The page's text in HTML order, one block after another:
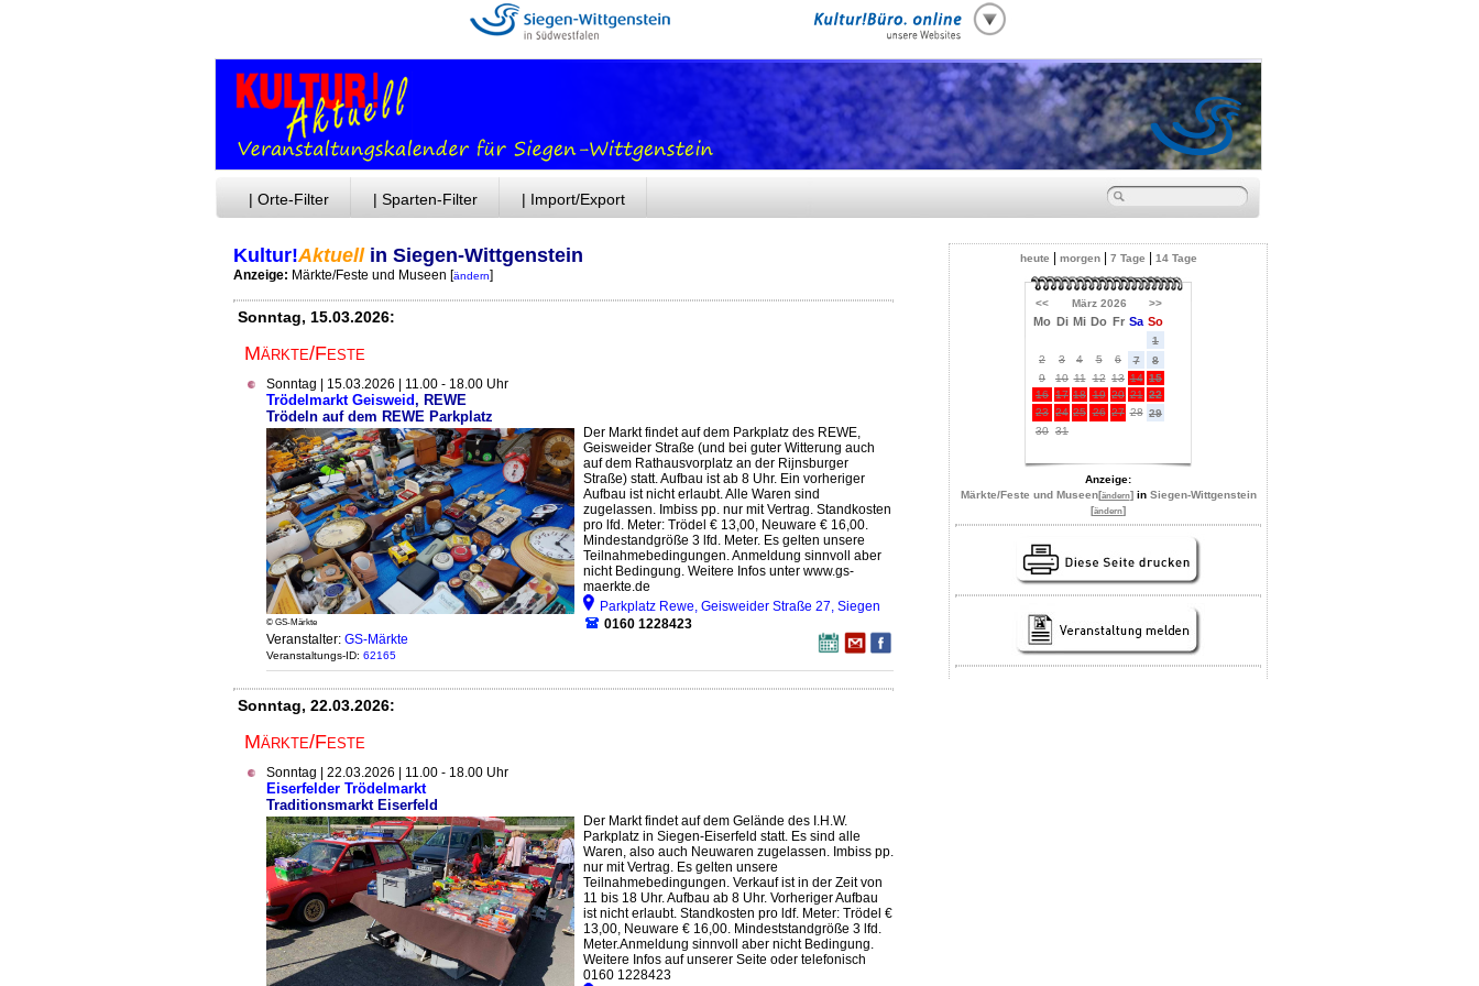
| Orte-Filter | Sparten-Filter | Import/Export
Kultur!Aktuellin Siegen-Wittgenstein
Anzeige: Märkte/Feste und Museen [ändern]
Sonntag, 15.03.2026:
Märkte/Feste
Sonntag | 15.03.2026 | 11.00 - 18.00 Uhr
Trödelmarkt Geisweid, REWE
Trödeln auf dem REWE Parkplatz
© GS-Märkte
Der Markt findet auf dem Parkplatz des REWE,
Geisweider Straße (und bei guter Witterung auch
auf dem Rathausvorplatz an der Rijnsburger
Straße) statt. Aufbau ist ab 8 Uhr. Ein vorheriger
Aufbau ist nicht erlaubt. Alle Waren sind
zugelassen. Imbiss pp. nur mit Vertrag. Standkosten
pro lfd. Meter: Trödel € 13,00, Neuware € 16,00.
Mindestandgröße 3 lfd. Meter. Es gelten unsere
Teilnahmebedingungen. Anmeldung sinnvoll aber
nicht Bedingung. Weitere Infos unter www.gs-
maerkte.de
Parkplatz Rewe, Geisweider Straße 27, Siegen
0160 1228423
Veranstalter: GS-Märkte
Veranstaltungs-ID: 62165
Sonntag, 22.03.2026:
Märkte/Feste
Sonntag | 22.03.2026 | 11.00 - 18.00 Uhr
Eiserfelder Trödelmarkt
Traditionsmarkt Eiserfeld
Der Markt findet auf dem Gelände des I.H.W.
Parkplatz in Siegen-Eiserfeld statt. Es sind alle
Waren, also auch Neuwaren zugelassen. Imbiss pp.
nur mit Vertrag. Es gelten unsere
Teilnahmebedingungen. Verkauf ist in der Zeit von
11 bis 18 Uhr. Aufbau ab 8 Uhr. Vorheriger Aufbau
ist nicht erlaubt. Standkosten pro ldf. Meter: Trödel €
13,00, Neuware € 16,00. Mindeststandgröße 3 lfd.
Meter.Anmeldung sinnvoll aber nicht Bedingung.
Weitere Infos auf unserer Seite oder telefonisch
0160 1228423
heute morgen| 7 Tage 14 Tage
<< März 2026 >>
Mo Di Mi Do Fr Sa So
1
2
3 4 5 6 7
8
9
10 11 12 13 14 15
16 17 18 19 20 21 22
23 24 25 26 27 28 29
30 31
Anzeige:
Märkte/Feste und Museen[ändern] in Siegen-Wittgenstein
[ändern]